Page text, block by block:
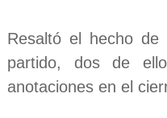
Resaltó el hecho
partido, dos de
anotaciones en el